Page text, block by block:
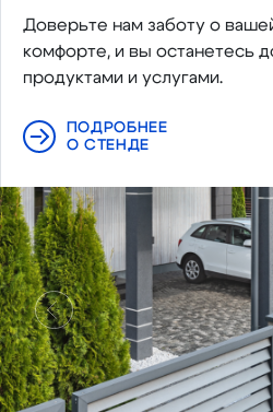
Доверьте нам заботу о
комфорте, и вы останетесь
продуктами и услугами.
ПОДРОБНЕЕ
О СТЕНДЕ
Предыдущий